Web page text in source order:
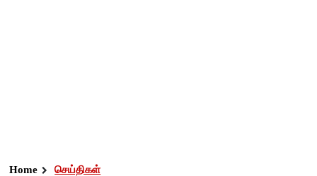
Home செய்திகள்